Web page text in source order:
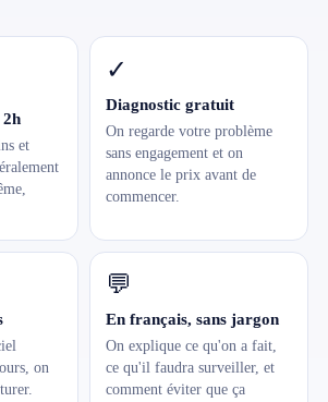
et
✓
Diagnostic gratuit
On regarde votre problème
sans engagement et on
annonce le prix avant de
commencer.
on
💬
En français, sans jargon
On explique ce qu'on a fait,
ce qu'il faudra surveiller, et
comment éviter que ça